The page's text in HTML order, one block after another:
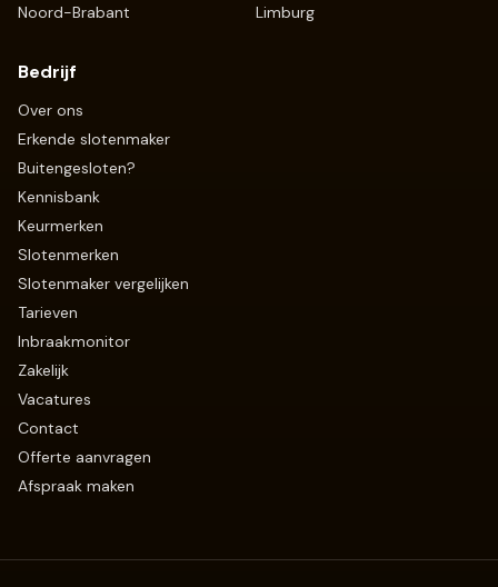
Noord-Brabant
Limburg
Bedrijf
Over ons
Erkende slotenmaker
Buitengesloten?
Kennisbank
Keurmerken
Slotenmerken
Slotenmaker vergelijken
Tarieven
Inbraakmonitor
Zakelijk
Vacatures
Contact
Offerte aanvragen
Afspraak maken